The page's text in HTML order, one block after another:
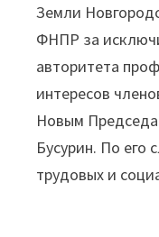
Земли
ФНПР за
авторитета
интересов
Новым
Бусурин. По его
трудовых и